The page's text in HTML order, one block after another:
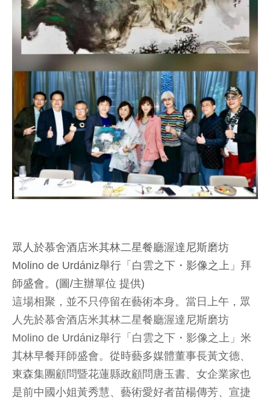
眾人於慕舍酒店米其林二星餐廳渥達尼斯磨坊
Molino de Urdániz舉行「白雲之下・影像之上」拜
師盛會。(圖/主辦單位 提供)
這場相聚，並不只停留在藝術本身。當日上午，眾
人先於慕舍酒店米其林二星餐廳渥達尼斯磨坊
Molino de Urdániz舉行「白雲之下・影像之上」米
其林早餐拜師盛會。從時藝多媒體董事長黃文德、
東森集團顧問暨花蓮縣政顧問唐玉書、女企業家也
是前中國小姐黃秀慧、藝術愛好者苗楊傳芳、宣捷